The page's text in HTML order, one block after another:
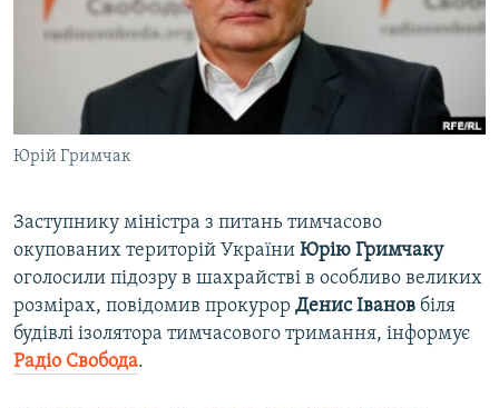
ДЕПОРТАЦІЯ
ВІДЕОУРОКИ «ELIFBE»
СВІДЧЕННЯ ОКУПАЦІЇ
УКРАЇНСЬКА ПРОБЛЕМА КРИМУ
ІНФОГРАФІКА
ЯК ОБІЙТИ БЛОКУВАННЯ
Qırımtatar
ДОЛУЧАЙСЯ!
Усі сайти RFE/RL
Юрій Гримчак
Заступнику міністра з питань тимчасово
окупованих територій України Юрію Гримчаку
оголосили підозру в шахрайстві в особливо великих
розмірах, повідомив прокурор Денис Іванов біля
будівлі ізолятора тимчасового тримання, інформує
Радіо Свобода.